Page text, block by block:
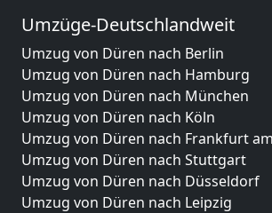
Umzüge-Deutschlandweit
Umzug von Düren nach Berlin
Umzug von Düren nach Hamburg
Umzug von Düren nach München
Umzug von Düren nach Köln
Umzug von Düren nach Frankfurt
Umzug von Düren nach Stuttgart
Umzug von Düren nach Düsseldorf
Umzug von Düren nach Leipzig